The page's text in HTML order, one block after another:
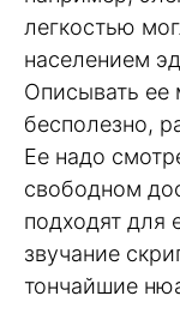
легкостью
населением
Описывать ее
бесполезно,
Ее надо
свободном
подходят для
звучание
тончайшие